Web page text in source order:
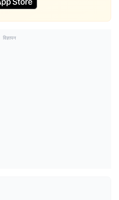
विज्ञापन